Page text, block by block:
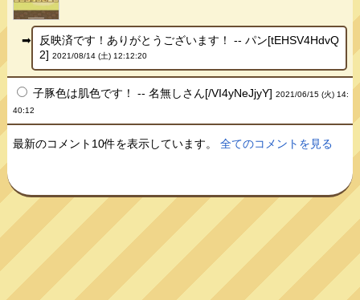
反映済です！ありがとうございます！ -- パン[tEHSV4HdvQ
2] 2021/08/14 (土) 12:12:20
子豚色は肌色です！ -- 名無しさん[/VI4yNeJjyY]2021/06/15 (火) 14:
40:12
最新のコメント10件を表示しています。全てのコメントを見る